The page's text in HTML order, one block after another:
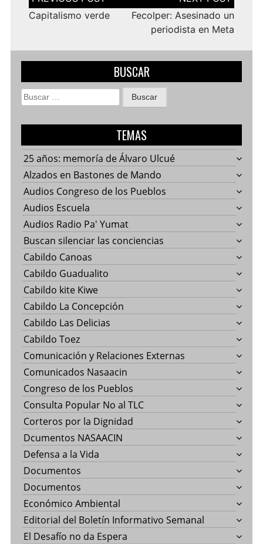
de
entradas
Capitalismo verde
Fecolper: Asesinado un
periodista en Meta
BUSCAR
Buscar:
TEMAS
25 años: memoría de Álvaro Ulcué
Alzados en Bastones de Mando
Audios Congreso de los Pueblos
Audios Escuela
Audios Radio Pa' Yumat
Buscan silenciar las conciencias
Cabildo Canoas
Cabildo Guadualito
Cabildo kite Kiwe
Cabildo La Concepción
Cabildo Las Delicias
Cabildo Toez
Comunicación y Relaciones Externas
Comunicados Nasaacin
Congreso de los Pueblos
Consulta Popular No al TLC
Corteros por la Dignidad
Dcumentos NASAACIN
Defensa a la Vida
Documentos
Documentos
Económico Ambiental
Editorial del Boletín Informativo Semanal
El Desafío no da Espera